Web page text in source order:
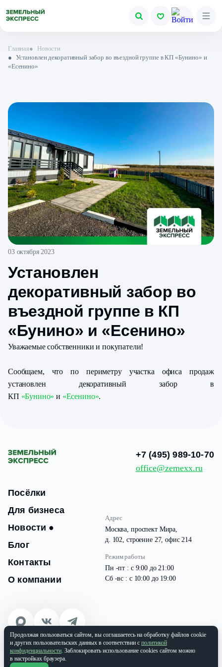
Главная●
Новости
● Установлен декоративный забор во въездной группе в КП «Бунино» и
«Есенино»
03 октября 2023
Установлен
декоративный забор во
въездной группе в КП
«Бунино» и «Есенино»
Уважаемые собственники и покупатели!
Сообщаем, что по периметру участка офиса продаж
установлен декоративный забор в
КП «Бунино» и «Есенино».
Посёлки
Для бизнеса
Новости ●
Блог
Контакты
О компании
Адрес
Москва, проспект Мира,
д. 102, строение 27, офис 214
Режим работы
Пн -пт : с 9:00 до 21:00
Сб -вс : с 10:00 до 19:00
+7 (495) 989-10-70
office@zemexx.ru
© 2026 Все права защищены
ООО «ЗЕМЭКС» ИНН: 9701087133 | ОГРН: 1177746937565
Политика конфиденциальности
Продолжая пользоваться сайтом, вы соглашаетесь на обработку файлов cookie
и других пользовательских данных в соответствии с политикой
конфиденциальности. Заблокировать использование cookies сайтом можно
в настройках браузера.